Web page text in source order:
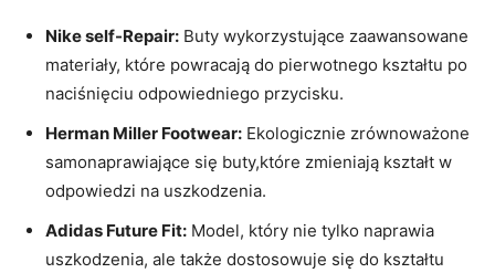
Nike self-Repair: Buty wykorzystujące zaawansowane
materiały, które powracają do pierwotnego kształtu po
naciśnięciu odpowiedniego przycisku.
Herman Miller Footwear: Ekologicznie zrównoważone
samonaprawiające się buty,które zmieniają kształt w
odpowiedzi na uszkodzenia.
Adidas Future Fit: Model, który nie tylko naprawia
uszkodzenia, ale także dostosowuje się do kształtu